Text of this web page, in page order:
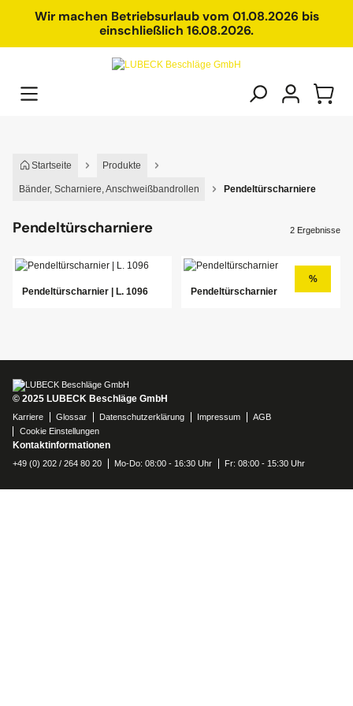
springenWir machen Betriebsurlaub vom 01.08.2026 bis
einschließlich 16.08.2026.
Startseite Produkte
Bänder, Scharniere, Anschweißbandrollen Pendeltürscharniere
Pendeltürscharniere 2 Ergebnisse
Pendeltürscharnier | L. 1096
%
Pendeltürscharnier
© 2025 LUBECK Beschläge GmbH
Karriere Glossar Datenschutzerklärung Impressum
AGB
Cookie Einstellungen
Kontaktinformationen
+49 (0) 202 / 264 80 20 Mo-Do: 08:00 - 16:30 Uhr Fr: 08:00 - 15:30 Uhr